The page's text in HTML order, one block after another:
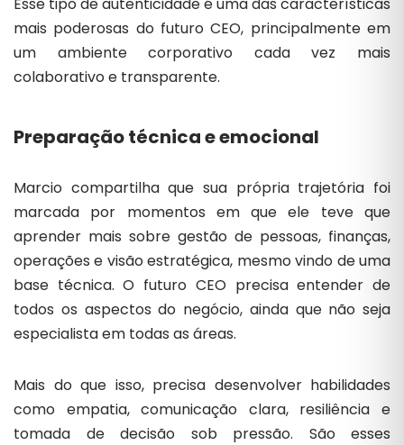
mais poderosas do futuro CEO, principalmente em
um ambiente corporativo cada vez mais
colaborativo e transparente.
Preparação técnica e emocional
Marcio compartilha que sua própria trajetória foi
marcada por momentos em que ele teve que
aprender mais sobre gestão de pessoas, finanças,
operações e visão estratégica, mesmo vindo de uma
base técnica. O futuro CEO precisa entender de
todos os aspectos do negócio, ainda que não seja
especialista em todas as áreas.
Mais do que isso, precisa desenvolver habilidades
como empatia, comunicação clara, resiliência e
tomada de decisão sob pressão. São esses